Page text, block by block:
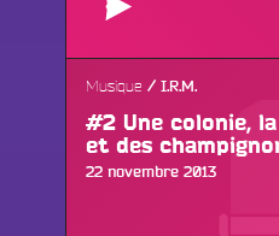
#2 Une colonie,
et des
Musique I.R.M.
Publié
22 novembre 2013